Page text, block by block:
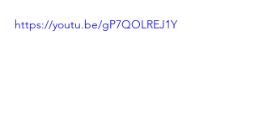
https://youtu.be/gP7QOLREJ1Y